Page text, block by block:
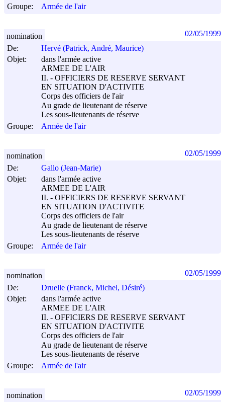
Groupe:
Armée de l'air
De:
Hervé (Patrick, André, Maurice)
Objet:
dans l'armée active
ARMEE DE L'AIR
II. - OFFICIERS DE RESERVE SERVANT
EN SITUATION D'ACTIVITE
Corps des officiers de l'air
Au grade de lieutenant de réserve
Les sous-lieutenants de réserve
Groupe:
Armée de l'air
nomination 02/05/1999
De:
Gallo (Jean-Marie)
Objet:
dans l'armée active
ARMEE DE L'AIR
II. - OFFICIERS DE RESERVE SERVANT
EN SITUATION D'ACTIVITE
Corps des officiers de l'air
Au grade de lieutenant de réserve
Les sous-lieutenants de réserve
Groupe:
Armée de l'air
nomination 02/05/1999
De:
Druelle (Franck, Michel, Désiré)
Objet:
dans l'armée active
ARMEE DE L'AIR
II. - OFFICIERS DE RESERVE SERVANT
EN SITUATION D'ACTIVITE
Corps des officiers de l'air
Au grade de lieutenant de réserve
Les sous-lieutenants de réserve
Groupe:
Armée de l'air
nomination 02/05/1999
nomination 02/05/1999